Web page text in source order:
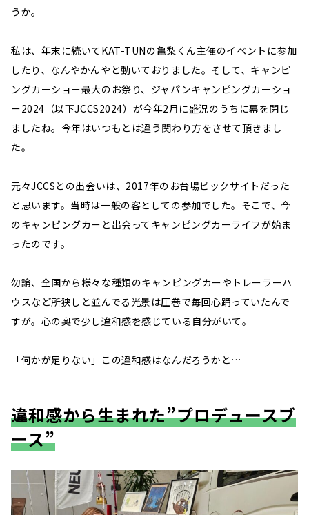
うか。
私は、年末に続いてKAT-TUNの亀梨くん主催のイベントに参加
したり、なんやかんやと動いておりました。そして、キャンピ
ングカーショー最大のお祭り、ジャパンキャンピングカーショ
ー2024（以下JCCS2024）が今年2月に盛況のうちに幕を閉じ
ましたね。今年はいつもとは違う関わり方をさせて頂きまし
た。
元々JCCSとの出会いは、2017年のお台場ビックサイトだった
と思います。当時は一般の客としての参加でした。そこで、今
のキャンピングカーと出会ってキャンピングカーライフが始ま
ったのです。
勿論、全国から様々な種類のキャンピングカーやトレーラーハ
ウスなど所狭しと並んでる光景は圧巻で毎回心踊っていたんで
すが。心の奥で少し違和感を感じている自分がいて。
「何かが足りない」この違和感はなんだろうかと…
違和感から生まれた”プロデュースブ
ース”